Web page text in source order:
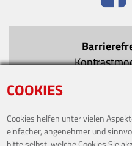
COOKIES
Cookies helfen unter vielen
einfacher, angenehmer und